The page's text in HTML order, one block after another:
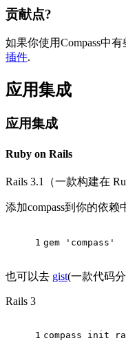
贡献点?
如果你使用Compass中
插件.
应用集成
应用集成
Ruby on Rails
Rails 3.1（一款构建在
添加compass到你的依赖
1 gem 'compass'
也可以去 gist(一款代码
Rails 3
1 compass init